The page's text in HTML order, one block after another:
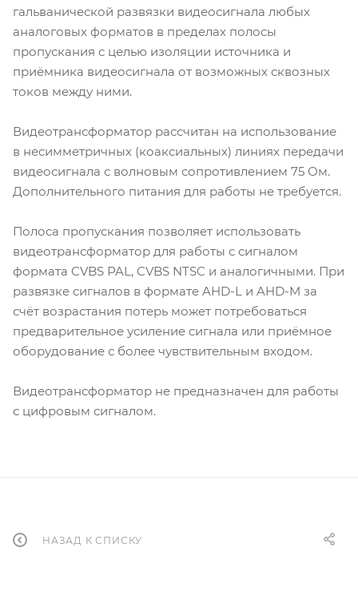
гальванической развязки видеосигнала любых
аналоговых форматов в пределах полосы
пропускания с целью изоляции источника и
приёмника видеосигнала от возможных сквозных
токов между ними.
Видеотрансформатор рассчитан на использование
в несимметричных (коаксиальных) линиях передачи
видеосигнала с волновым сопротивлением 75 Ом.
Дополнительного питания для работы не требуется.
Полоса пропускания позволяет использовать
видеотрансформатор для работы с сигналом
формата CVBS PAL, CVBS NTSC и аналогичными. При
развязке сигналов в формате AHD-L и AHD-M за
счёт возрастания потерь может потребоваться
предварительное усиление сигнала или приёмное
оборудование с более чувствительным входом.
Видеотрансформатор не предназначен для работы
с цифровым сигналом.
НАЗАД К СПИСКУ